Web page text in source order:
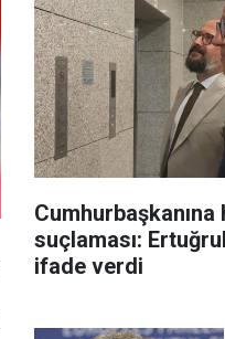
suçlaması:
ifade verdi